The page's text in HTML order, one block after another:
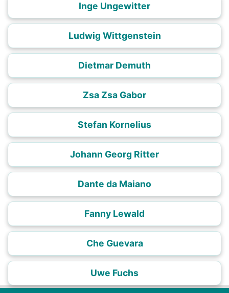
Inge Ungewitter
Ludwig Wittgenstein
Dietmar Demuth
Zsa Zsa Gabor
Stefan Kornelius
Johann Georg Ritter
Dante da Maiano
Fanny Lewald
Che Guevara
Uwe Fuchs